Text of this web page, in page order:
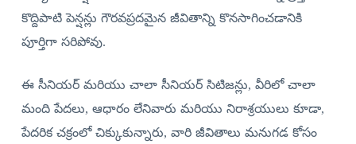
కొద్దిపాటి పెన్షన్లు గౌరవప్రదమైన జీవితాన్ని కొనసాగించడానికి
పూర్తిగా సరిపోవు.
ఈ సీనియర్ మరియు చాలా సీనియర్ సిటిజన్లు, వీరిలో చాలా
మంది పేదలు, ఆధారం లేనివారు మరియు నిరాశ్రయులు కూడా,
పేదరిక చక్రంలో చిక్కుకున్నారు, వారి జీవితాలు మనుగడ కోసం